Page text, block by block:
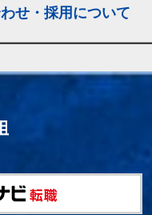
せ・採用について